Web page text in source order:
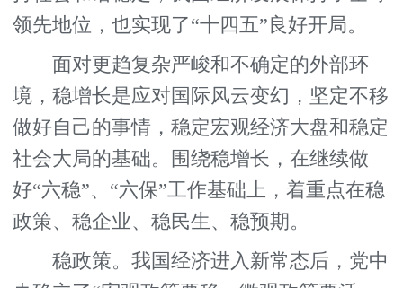
领先地位，也实现了“十四五”良好开局。
面对更趋复杂严峻和不确定的外部环
境，稳增长是应对国际风云变幻，坚定不移
做好自己的事情，稳定宏观经济大盘和稳定
社会大局的基础。围绕稳增长，在继续做
好“六稳”、“六保”工作基础上，着重点在稳
政策、稳企业、稳民生、稳预期。
稳政策。我国经济进入新常态后，党中